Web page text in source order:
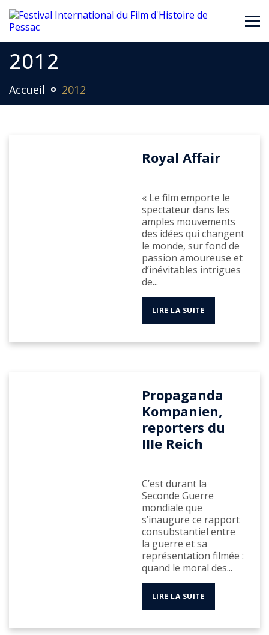
2012
Accueil 2012
Royal Affair
« Le film emporte le
spectateur dans les
amples mouvements
des idées qui changent
le monde, sur fond de
passion amoureuse et
d’inévitables intrigues
de...
LIRE LA SUITE
Propaganda
Kompanien,
reporters du
IIIe Reich
C’est durant la
Seconde Guerre
mondiale que
s’inaugure ce rapport
consubstantiel entre
la guerre et sa
représentation filmée :
quand le moral des...
LIRE LA SUITE